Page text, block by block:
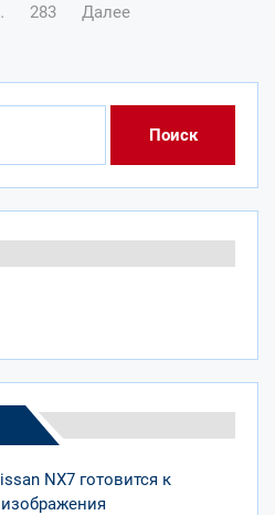
283 Далее
NX7 готовится к